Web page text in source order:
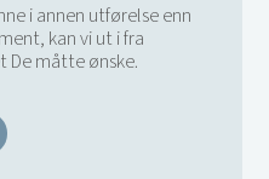
i annen utførelse enn
kan vi ut i fra
De måtte ønske.